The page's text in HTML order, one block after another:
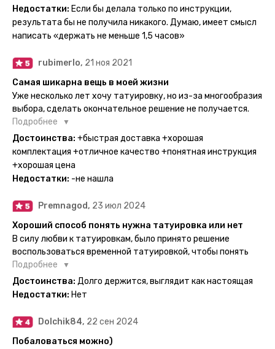
очередного рисунка у меня на руке друзья до сих пор
каждый раз уточняют, временная ли тату или я всё-таки
решила себе что-то набить :) Т. к. если следовать
инструкции, то её действительно не отличить от
настоящей. Главное, не стараться перевести большую
тату на какой-то маленький участок кожи (например,
запястье) - вследствие чего могут плохо отпечататься
какие-то части рисунка. Но это, скажем так, риски, которые
вы берёте на себя сами ;)
Недостатки: Если бы делала только по инструкции,
результата бы не получила никакого. Думаю, имеет смысл
написать «держать не меньше 1,5 часов»
rubimerlo, 21 ноя 2021
Самая шикарна вещь в моей жизни
Уже несколько лет хочу татуировку, но из-за многообразия
выбора, сделать окончательное решение не получается.
Поэтому everink стали для меня настоящей находкой. Как
только тату пришли, я сразу понеслась их забирать. Хочу
отметить, что у everink очень большой выбор мест для
доставки, что значительно упрощает процесс получения
тату. Посылка была упакованна в бумажный плотный
конверт, внутри оказалась ещё одна упаковка с
дизайнерским принтом. Комплектация набора: сами тату,
упакованные в специальные пакетики, салфетки,
инструкция по нанесению. Всё выглядит очень мило. Я уже
нанесла одну из них и сейчас жду результата. Всё очень
понятно объяснено, отдельным плюсом для меня стала
картинка с обозначениями тех мечт, где тату будет
держаться дольше всего. В общем всём советую и
рекомендую, буду заказывать ещё))
Подробнее
Достоинства: +быстрая доставка +хорошая
комплектация +отличное качество +понятная инструкция
+хорошая цена
Недостатки: -не нашла
Premnagod, 23 июл 2024
Хороший способ понять нужна татуировка или нет
В силу любви к татуировкам, было принято решение
воспользоваться временной татуировкой, чтобы понять
хочется набивать настоящую или нет, как оказалось
смысла набивать нет, ведь можно постоянно делать
временные татуировки и в случае если одна не понравится
больше ничего и не нужно.
Подробнее
Достоинства: Долго держится, выглядит как настоящая
Недостатки: Нет
Dolchik84, 22 сен 2024
Побаловаться можно)